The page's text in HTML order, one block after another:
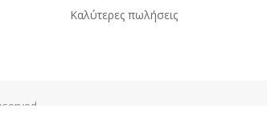
Καλύτερες πωλήσεις